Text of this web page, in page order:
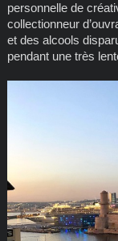
personnelle de
collectionneur
et des alcools
pendant une très